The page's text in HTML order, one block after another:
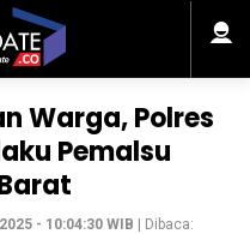
Warga, Polres
Pemalsu
- 10:04:30 WIB | Dibaca: